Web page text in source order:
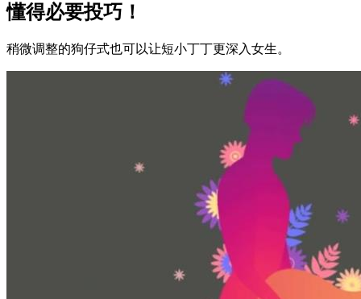
懂得必要投巧！
稍微调整的狗仔式也可以让短小丁丁更深入女生。